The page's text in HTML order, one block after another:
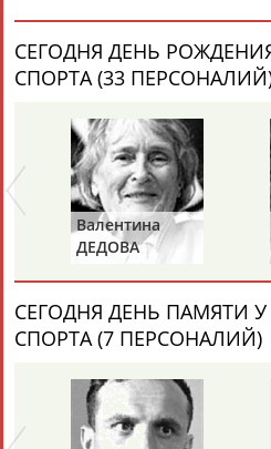
ТАБЛО АКТИВНОСТИ
ЦЕЛИ ПРОЕКТА КОНТАКТЫ
Вопросы сотрудничества и совместной
Стадион, 1998-2026
Разработка и поддержка ООО НАИТ
Адресов в новостной рассылке: 997
Подпишись
СЕГОДНЯ ДЕНЬ
СПОРТА (33
Валентина
ДЕДОВА
СЕГОДНЯ ДЕНЬ ПАМЯТИ
СПОРТА (7 ПЕРСОНАЛИЙ)